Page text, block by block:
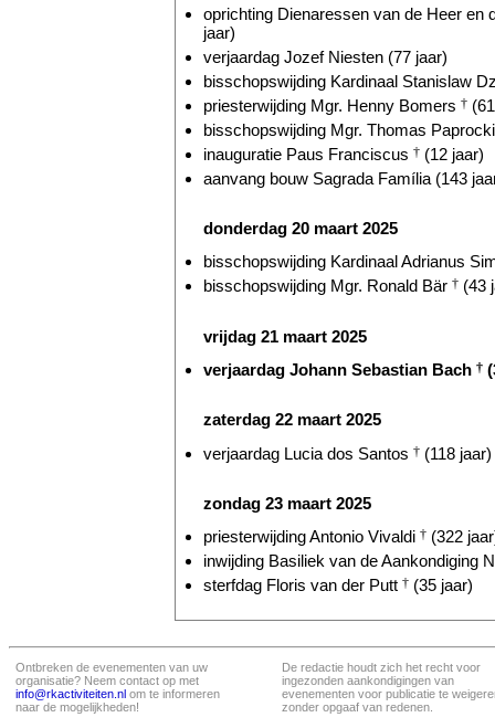
oprichting Dienaressen van de Heer en
jaar)
verjaardag Jozef Niesten (77 jaar)
bisschopswijding Kardinaal Stanislaw
priesterwijding Mgr. Henny Bomers †
bisschopswijding Mgr. Thomas
inauguratie Paus Franciscus † (12 jaar)
aanvang bouw Sagrada Família (143
donderdag 20 maart 2025
bisschopswijding Kardinaal Adrianus
bisschopswijding Mgr. Ronald Bär † (43
vrijdag 21 maart 2025
verjaardag Johann Sebastian Bach †
zaterdag 22 maart 2025
verjaardag Lucia dos Santos † (118 jaar)
zondag 23 maart 2025
priesterwijding Antonio Vivaldi † (322
inwijding Basiliek van de Aankondiging
sterfdag Floris van der Putt † (35 jaar)
Ontbreken de evenementen van uw
organisatie? Neem contact op met
info@rkactiviteiten.nl om te informeren
naar de mogelijkheden!
De redactie houdt zich het recht voor
ingezonden aankondigingen van
evenementen voor publicatie te
zonder opgaaf van redenen.